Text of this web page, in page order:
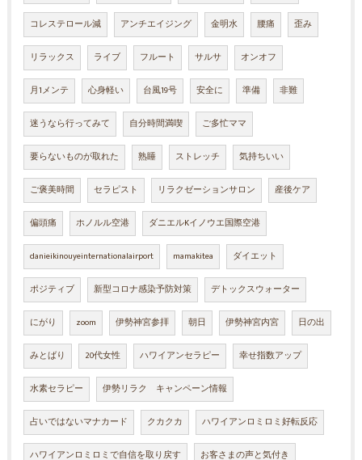
コレステロール減 アンチエイジング 金明水 腰痛 歪み
リラックス ライブ フルート サルサ オンオフ
月1メンテ 心身軽い 台風19号 安全に 準備 非難
迷うなら行ってみて 自分時間満喫 ご多忙ママ
要らないものが取れた 熟睡 ストレッチ 気持ちいい
ご褒美時間 セラピスト リラクゼーションサロン 産後ケア
偏頭痛 ホノルル空港 ダニエルKイノウエ国際空港
danieikinouyeinternationalairport mamakitea ダイエット
ポジティブ 新型コロナ感染予防対策 デトックスウォーター
にがり zoom 伊勢神宮参拝 朝日 伊勢神宮内宮 日の出
みとばり 20代女性 ハワイアンセラピー 幸せ指数アップ
水素セラピー 伊勢リラク キャンペーン情報
占いではないマナカード クカクカ ハワイアンロミロミ好転反応
ハワイアンロミロミで自信を取り戻す お客さまの声と気付き